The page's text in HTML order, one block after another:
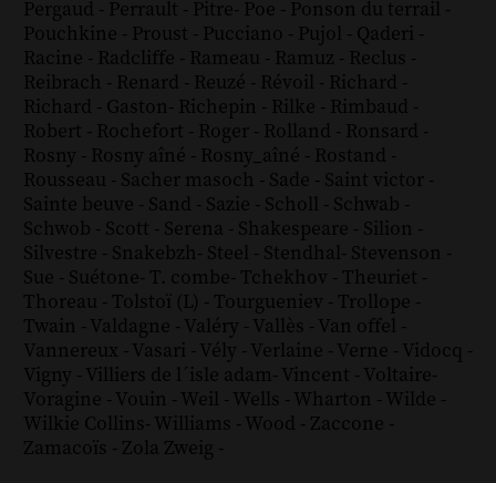
Pergaud - Perrault - Pitre- Poe - Ponson du terrail -
Pouchkine - Proust - Pucciano - Pujol - Qaderi -
Racine - Radcliffe - Rameau - Ramuz - Reclus -
Reibrach - Renard - Reuzé - Révoil - Richard -
Richard - Gaston- Richepin - Rilke - Rimbaud -
Robert - Rochefort - Roger - Rolland - Ronsard -
Rosny - Rosny aîné - Rosny_aîné - Rostand -
Rousseau - Sacher masoch - Sade - Saint victor -
Sainte beuve - Sand - Sazie - Scholl - Schwab -
Schwob - Scott - Serena - Shakespeare - Silion -
Silvestre - Snakebzh- Steel - Stendhal- Stevenson -
Sue - Suétone- T. combe- Tchekhov - Theuriet -
Thoreau - Tolstoï (L) - Tourgueniev - Trollope -
Twain - Valdagne - Valéry - Vallès - Van offel -
Vannereux - Vasari - Vély - Verlaine - Verne - Vidocq -
Vigny - Villiers de l´isle adam- Vincent - Voltaire-
Voragine - Vouin - Weil - Wells - Wharton - Wilde -
Wilkie Collins- Williams - Wood - Zaccone -
Zamacoïs - Zola Zweig -